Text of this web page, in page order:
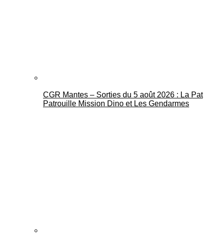
CGR Mantes – Sorties du 5 août 2026 : La Pat
Patrouille Mission Dino et Les Gendarmes